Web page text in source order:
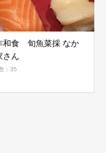
和食 旬魚菜採 なか
さん
：35